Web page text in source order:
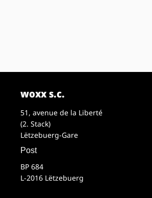
woxx s.c.
51, avenue de la Liberté
(2. Stack)
Lëtzebuerg-Gare
Post
BP 684
L-2016 Lëtzebuerg